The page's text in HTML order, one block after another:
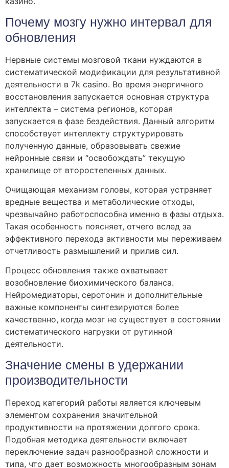
Почему мозгу нужно интервал для
обновления
Нервные системы мозговой ткани нуждаются в
систематической модификации для результативной
деятельности в 7k casino. Во время энергичного
восстановления запускается основная структура
интеллекта – система регионов, которая
запускается в фазе бездействия. Данный алгоритм
способствует интеллекту структурировать
полученную данные, образовывать свежие
нейронные связи и “освобождать” текущую
хранилище от второстепенных данных.
Очищающая механизм головы, которая устраняет
вредные вещества и метаболические отходы,
чрезвычайно работоспособна именно в фазы отдыха.
Такая особенность поясняет, отчего вслед за
эффективного перехода активности мы переживаем
отчетливость размышлений и прилив сил.
Процесс обновления также охватывает
возобновление биохимического баланса.
Нейромедиаторы, серотонин и дополнительные
важные компоненты синтезируются более
качественно, когда мозг не существует в состоянии
систематического нагрузки от рутинной
деятельности.
Значение смены в удержании
производительности
Переход категорий работы является ключевым
элементом сохранения значительной
продуктивности на протяжении долгого срока.
Подобная методика деятельности включает
переключение задач разнообразной сложности и
типа, что дает возможность многообразным зонам